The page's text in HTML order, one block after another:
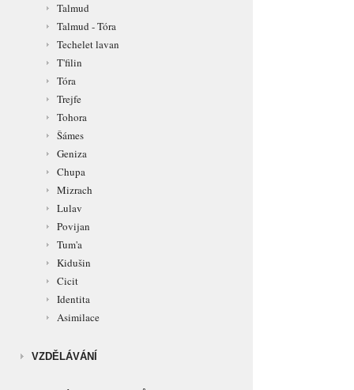
Talmud
Talmud - Tóra
Techelet lavan
T'filin
Tóra
Trejfe
Tohora
Šámes
Geniza
Chupa
Mizrach
Lulav
Povijan
Tum'a
Kidušin
Cicit
Identita
Asimilace
VZDĚLÁVÁNÍ